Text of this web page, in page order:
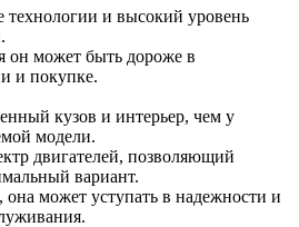
и высокий уровень
он может быть дороже в
и покупке.
кузов и интерьер, чем у
модели.
двигателей, позволяющий
вариант.
она может уступать в надежности и